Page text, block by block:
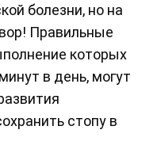
болезни, но на
Правильные
которых
в день, могут
стопу в